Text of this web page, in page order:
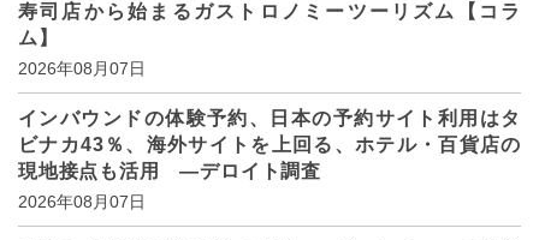
寿司店から始まるガストロノミーツーリズム【コラ
ム】
2026年08月07日
インバウンドの体験予約、日本の予約サイト利用はタ
ビナカ43％、海外サイトを上回る、ホテル・百貨店の
現地接点も活用 ―デロイト調査
2026年08月07日